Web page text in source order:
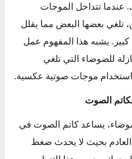
تقنية التداخل
الأنابيب داخل كاتم الصوت
مع الموجات الصوتية
تتداخل الموجات
بعضها البعض مما يقلل
يشبه هذا المفهوم عمل
للضوضاء التي تلغي
موجات صوتية عكسية.